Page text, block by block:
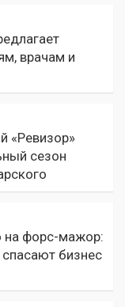
врачам и
«Ревизор»
сезон
на форс-мажор:
бизнес